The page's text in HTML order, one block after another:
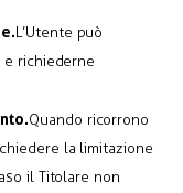
L’Utente può
richiederne
Quando ricorrono
la limitazione
il Titolare non